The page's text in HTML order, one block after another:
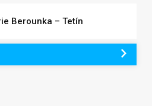
Berounka – Tetín